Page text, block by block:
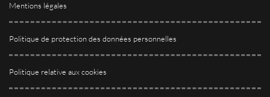
Mentions légales
Politique de protection des données personnelles
Politique relative aux cookies